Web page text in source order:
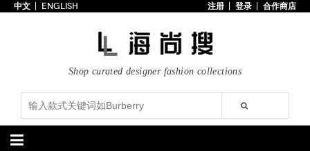
专辑
博客
上线新款
100美元以下
中文 ENGLISH 注册 登录 合作商店
Shop curated designer fashion collections